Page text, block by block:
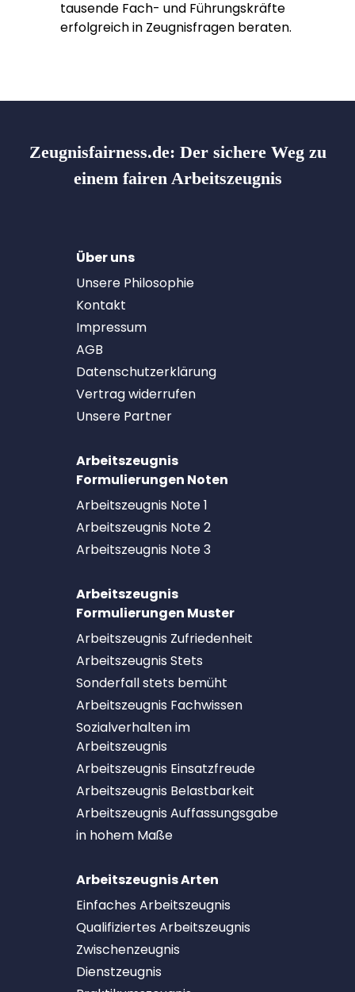
tausende Fach- und Führungskräfte
erfolgreich in Zeugnisfragen beraten.
Zeugnisfairness.de: Der sichere Weg zu
einem fairen Arbeitszeugnis
Über uns
Unsere Philosophie
Kontakt
Impressum
AGB
Datenschutzerklärung
Vertrag widerrufen
Unsere Partner
Arbeitszeugnis
Formulierungen Noten
Arbeitszeugnis Note 1
Arbeitszeugnis Note 2
Arbeitszeugnis Note 3
Arbeitszeugnis
Formulierungen Muster
Arbeitszeugnis Zufriedenheit
Arbeitszeugnis Stets
Sonderfall stets bemüht
Arbeitszeugnis Fachwissen
Sozialverhalten im
Arbeitszeugnis
Arbeitszeugnis Einsatzfreude
Arbeitszeugnis Belastbarkeit
Arbeitszeugnis Auffassungsgabe
in hohem Maße
Arbeitszeugnis Arten
Einfaches Arbeitszeugnis
Qualifiziertes Arbeitszeugnis
Zwischenzeugnis
Dienstzeugnis